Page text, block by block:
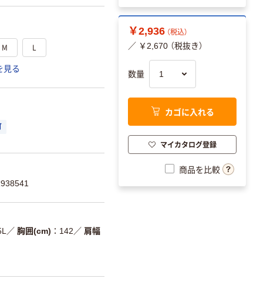
M L
見る
／ 胸囲(cm) 142 ／ 肩幅
￥2,936 （税込）
／ ￥2,670 （税抜き）
数量
カゴに入れる
マイカタログ登録
商品を比較